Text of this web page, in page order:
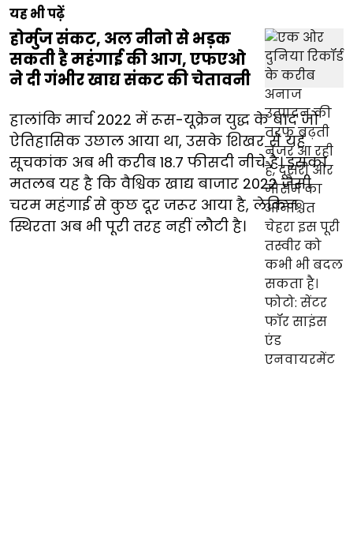
यह भी पढ़ें
होर्मुज संकट, अल नीनो से भड़क
सकती है महंगाई की आग, एफएओ
ने दी गंभीर खाद्य संकट की चेतावनी
हालांकि मार्च 2022 में रूस-यूक्रेन युद्ध के बाद जो
ऐतिहासिक उछाल आया था, उसके शिखर से यह
सूचकांक अब भी करीब 18.7 फीसदी नीचे है। इसका
मतलब यह है कि वैश्विक खाद्य बाजार 2022 जैसी
चरम महंगाई से कुछ दूर जरूर आया है, लेकिन
स्थिरता अब भी पूरी तरह नहीं लौटी है।